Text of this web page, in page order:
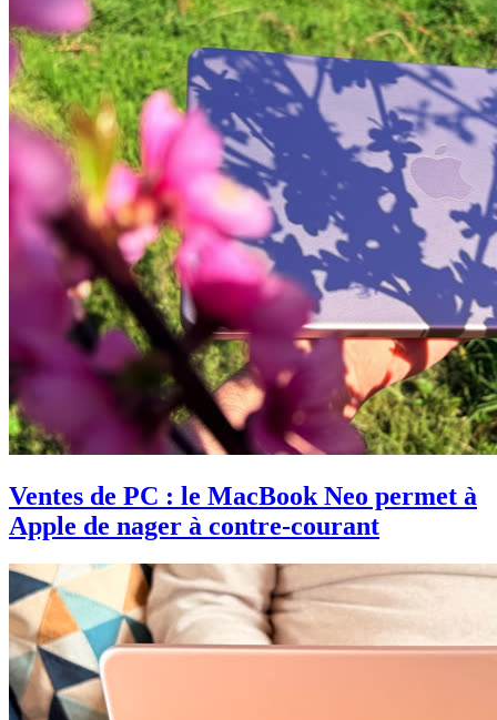
Ventes de PC : le MacBook Neo permet à
Apple de nager à contre-courant